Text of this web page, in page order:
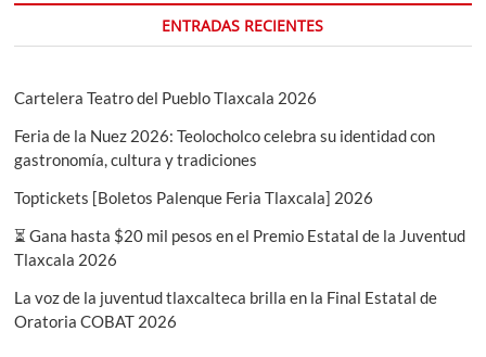
ENTRADAS RECIENTES
Cartelera Teatro del Pueblo Tlaxcala 2026
Feria de la Nuez 2026: Teolocholco celebra su identidad con
gastronomía, cultura y tradiciones
Toptickets [Boletos Palenque Feria Tlaxcala] 2026
⏳ Gana hasta $20 mil pesos en el Premio Estatal de la Juventud
Tlaxcala 2026
La voz de la juventud tlaxcalteca brilla en la Final Estatal de
Oratoria COBAT 2026